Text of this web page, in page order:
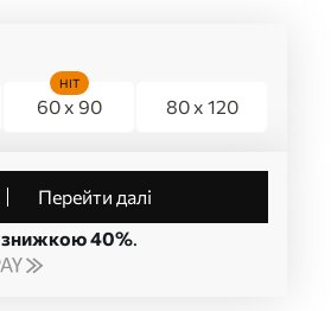
60 x 90
HIT
80 x 120
Перейти далі
знижкою 40%.